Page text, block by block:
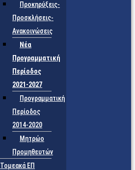
Προκηρύξεις-
Προσκλήσεις-
Ανακοινώσεις
Νέα
Προγραμματική
Περίοδος
2021-2027
Προγραμματική
Περίοδος
2014-2020
Μητρώο
Προμηθευτών
Τομεακά ΕΠ